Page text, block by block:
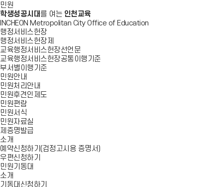
민원
학생성공시대 를 여는 인천교육
INCHEON Metropolitan City Office of Education
행정서비스헌장
행정서비스헌장제
교육행정서비스헌장선언문
교육행정서비스헌장공통이행기준
부서별이행기준
민원안내
민원처리안내
민원후견인제도
민원편람
민원서식
민원자료실
제증명발급
소개
예약신청하기(검정고시용 증명서)
우편신청하기
민원기동대
소개
기동대신청하기